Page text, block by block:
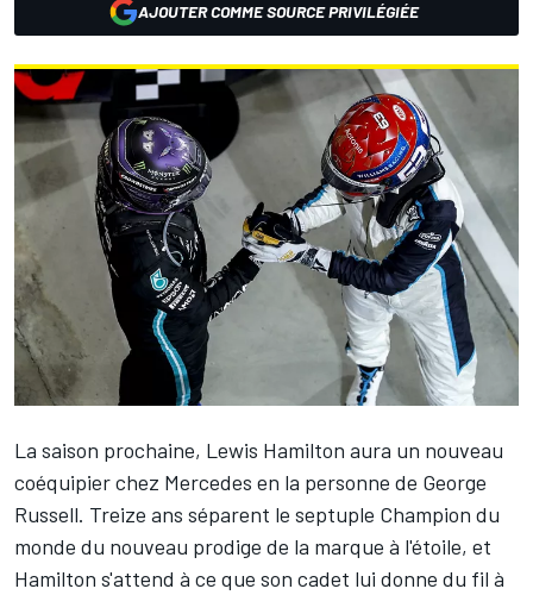
AJOUTER COMME SOURCE PRIVILÉGIÉE
La saison prochaine, Lewis Hamilton aura un nouveau
coéquipier chez Mercedes en la personne de George
Russell. Treize ans séparent le septuple Champion du
monde du nouveau prodige de la marque à l'étoile, et
Hamilton s'attend à ce que son cadet lui donne du fil à